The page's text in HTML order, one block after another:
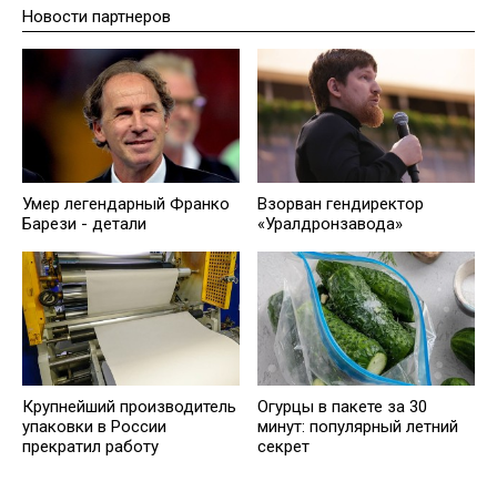
Новости партнеров
Умер легендарный Франко
Барези - детали
Взорван гендиректор
«Уралдронзавода»
Крупнейший производитель
упаковки в России
прекратил работу
Огурцы в пакете за 30
минут: популярный летний
секрет